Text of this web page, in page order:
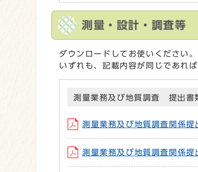
測量・設計・調査等
ダウンロードしてお使いください。
いずれも、記載内容が同じであれ
測量業務及び地質調査 提出書
測量業務及び地質調査関
測量業務及び地質調査関